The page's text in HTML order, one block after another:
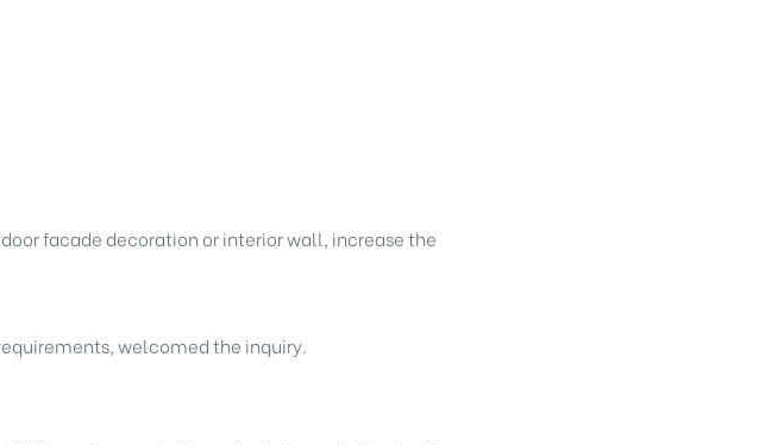
facade decoration or interior wall, increase the
welcomed the inquiry.